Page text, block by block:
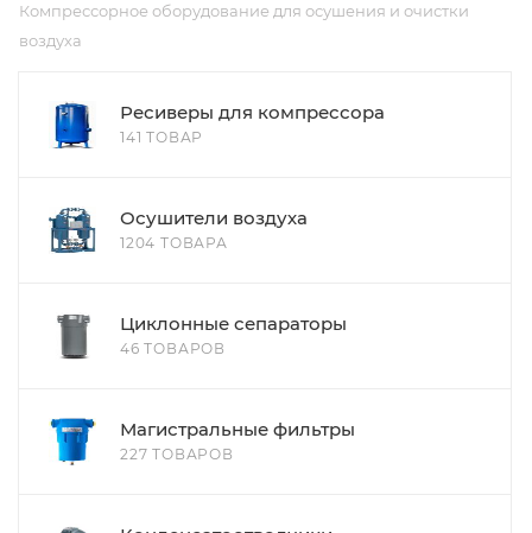
Компрессорное оборудование для осушения и очистки
воздуха
Ресиверы для компрессора
141 ТОВАР
Осушители воздуха
1204 ТОВАРА
Циклонные сепараторы
46 ТОВАРОВ
Магистральные фильтры
227 ТОВАРОВ